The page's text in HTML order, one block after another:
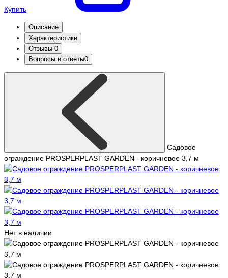
Купить
Описание
Характеристики
Отзывы 0
Вопросы и ответы0
Садовое
ограждение PROSPERPLAST GARDEN - коричневое 3,7 м
Нет в наличии